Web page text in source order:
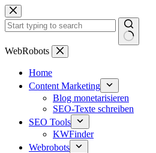
Zum
Inhalt
springen
Keine
WebRobots
Home
Content Marketing
Blog monetarisieren
SEO-Texte schreiben
SEO Tools
KWFinder
Webrobots